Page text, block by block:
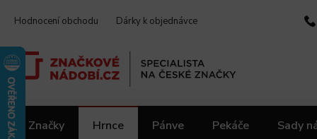
Hodnocení obchodu Dárky k objednávce
Značky Hrnce Pánve Pekáče Sady